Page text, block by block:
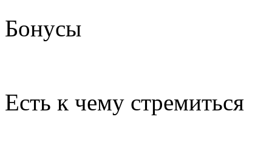
Бонусы
Есть к чему стремиться